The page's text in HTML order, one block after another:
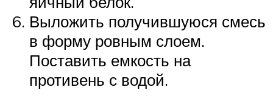
Выложить получившуюся смесь
в форму ровным слоем.
Поставить емкость на
противень с водой.